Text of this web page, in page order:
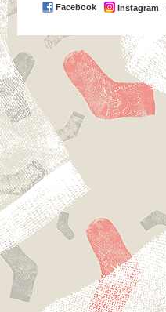
Facebook Instagram